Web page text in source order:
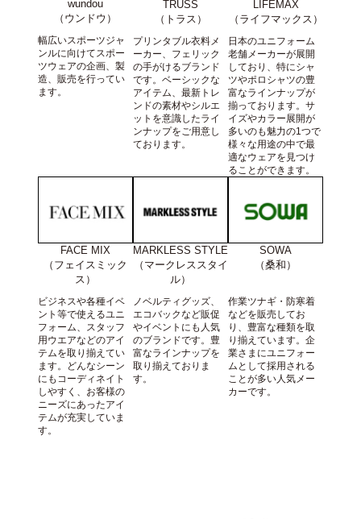
wundou
（ウンドウ）
幅広いスポーツジャ
ンルに向けてスポー
ツウェアの企画、製
造、販売を行ってい
ます。
TRUSS
（トラス）
プリンタブル衣料メ
ーカー、フェリック
の手がけるブランド
です。ベーシックな
アイテム、最新トレ
ンドの素材やシルエ
ットを意識したライ
ンナップをご用意し
ております。
LIFEMAX
（ライフマックス）
日本のユニフォーム
老舗メーカーが展開
しており、特にシャ
ツやポロシャツの豊
富なラインナップが
揃っております。サ
イズやカラー展開が
多いのも魅力の1つで
様々な用途の中で最
適なウェアを見つけ
ることができます。
FACE MIX
（フェイスミック
ス）
ビジネスや各種イベ
ント等で使えるユニ
フォーム、スタッフ
用ウエアなどのアイ
テムを取り揃えてい
ます。どんなシーン
にもコーディネイト
しやすく、お客様の
ニーズにあったアイ
テムが充実していま
す。
MARKLESS STYLE
（マークレススタイ
ル）
ノベルティグッズ、
エコバックなど販促
やイベントにも人気
のブランドです。豊
富なラインナップを
取り揃えておりま
す。
SOWA
（桑和）
作業ツナギ・防寒着
などを販売してお
り、豊富な種類を取
り揃えています。企
業さまにユニフォー
ムとして採用される
ことが多い人気メー
カーです。